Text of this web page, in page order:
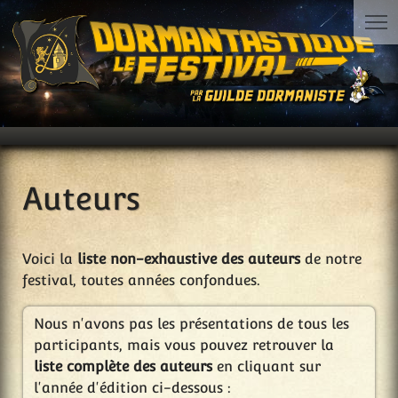
Auteurs
Voici la liste non-exhaustive des auteursde notre
festival, toutes années confondues.
Nous n'avons pas les présentations de tous les
participants, mais vous pouvez retrouver la
liste complète des auteursen cliquant sur
l'année d'édition ci-dessous :